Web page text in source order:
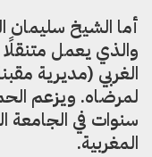
أما الشيخ سليمان
والذي يعمل
الغربي (مديرية
لمرضاه. ويزعم
سنوات في الجامعة
المغربية.